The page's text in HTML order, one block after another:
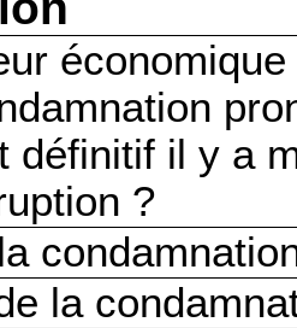
définitif il y a
?
la